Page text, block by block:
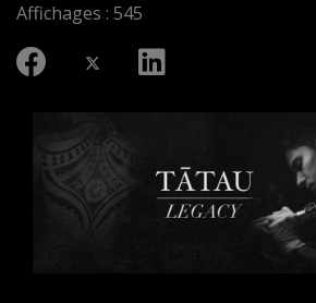
Affichages : 545